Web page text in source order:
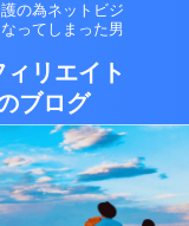
の為ネットビジ
ってしまった男
リエイト
ブログ